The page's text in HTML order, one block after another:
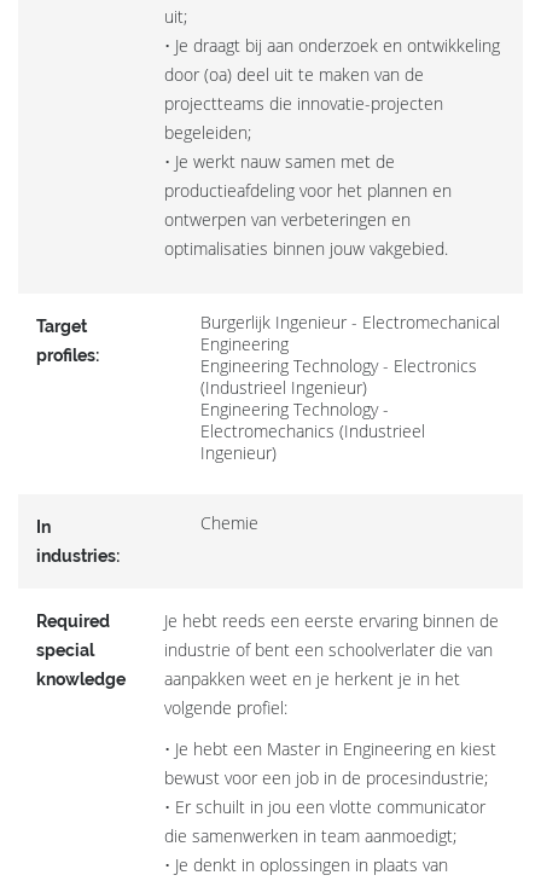
uit;
• Je draagt bij aan onderzoek en ontwikkeling
door (oa) deel uit te maken van de
projectteams die innovatie-projecten
begeleiden;
• Je werkt nauw samen met de
productieafdeling voor het plannen en
ontwerpen van verbeteringen en
optimalisaties binnen jouw vakgebied.
Target
profiles:
Burgerlijk Ingenieur - Electromechanical
Engineering
Engineering Technology - Electronics
(Industrieel Ingenieur)
Engineering Technology -
Electromechanics (Industrieel
Ingenieur)
In
industries:
Chemie
Required
special
knowledge
Je hebt reeds een eerste ervaring binnen de
industrie of bent een schoolverlater die van
aanpakken weet en je herkent je in het
volgende profiel:
• Je hebt een Master in Engineering en kiest
bewust voor een job in de procesindustrie;
• Er schuilt in jou een vlotte communicator
die samenwerken in team aanmoedigt;
• Je denkt in oplossingen in plaats van